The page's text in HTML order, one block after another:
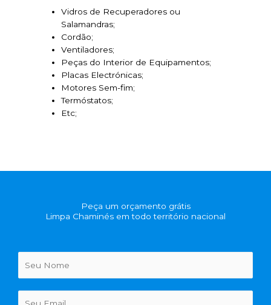
Vidros de Recuperadores ou
Salamandras;
Cordão;
Ventiladores;
Peças do Interior de Equipamentos;
Placas Electrónicas;
Motores Sem-fim;
Termóstatos;
Etc;
Peça um orçamento grátis
Limpa Chaminés em todo território nacional